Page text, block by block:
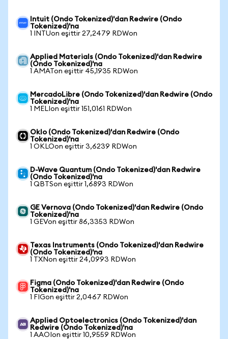
Intuit (Ondo Tokenized)'dan Redwire (Ondo
Tokenized)'na
1 INTUon eşittir 27,2479 RDWon
Applied Materials (Ondo Tokenized)'dan Redwire
(Ondo Tokenized)'na
1 AMATon eşittir 45,1935 RDWon
MercadoLibre (Ondo Tokenized)'dan Redwire (Ondo
Tokenized)'na
1 MELIon eşittir 151,0161 RDWon
Oklo (Ondo Tokenized)'dan Redwire (Ondo
Tokenized)'na
1 OKLOon eşittir 3,6239 RDWon
D-Wave Quantum (Ondo Tokenized)'dan Redwire
(Ondo Tokenized)'na
1 QBTSon eşittir 1,6893 RDWon
GE Vernova (Ondo Tokenized)'dan Redwire (Ondo
Tokenized)'na
1 GEVon eşittir 86,3353 RDWon
Texas Instruments (Ondo Tokenized)'dan Redwire
(Ondo Tokenized)'na
1 TXNon eşittir 24,0993 RDWon
Figma (Ondo Tokenized)'dan Redwire (Ondo
Tokenized)'na
1 FIGon eşittir 2,0467 RDWon
Applied Optoelectronics (Ondo Tokenized)'dan
Redwire (Ondo Tokenized)'na
1 AAOIon eşittir 10,9559 RDWon